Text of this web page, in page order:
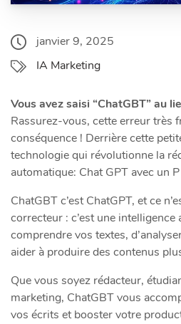
janvier 9, 2025
IA Marketing
Vous avez saisi “ChatGBT” au
Rassurez-vous, cette erreur très
conséquence ! Derrière cette
technologie qui révolutionne la
automatique: Chat GPT avec un
ChatGBT c’est ChatGPT, et ce
correcteur : c’est une
comprendre vos textes,
aider à produire des contenus
Que vous soyez rédacteur,
marketing, ChatGBT vous
vos écrits et booster votre